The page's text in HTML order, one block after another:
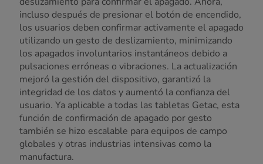
incluso después de presionar el botón de encendido,
los usuarios deben confirmar activamente el apagado
utilizando un gesto de deslizamiento, minimizando
los apagados involuntarios instantáneos debido a
pulsaciones erróneas o vibraciones. La actualización
mejoró la gestión del dispositivo, garantizó la
integridad de los datos y aumentó la confianza del
usuario. Ya aplicable a todas las tabletas Getac, esta
función de confirmación de apagado por gesto
también se hizo escalable para equipos de campo
globales y otras industrias intensivas como la
manufactura.